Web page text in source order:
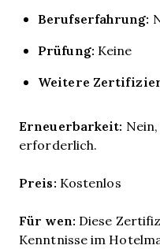
Berufserfahrung:
Prüfung: Keine
Weitere
Erneuerbarkeit:
erforderlich.
Preis: Kostenlos
Für wen: Diese
Kenntnisse im